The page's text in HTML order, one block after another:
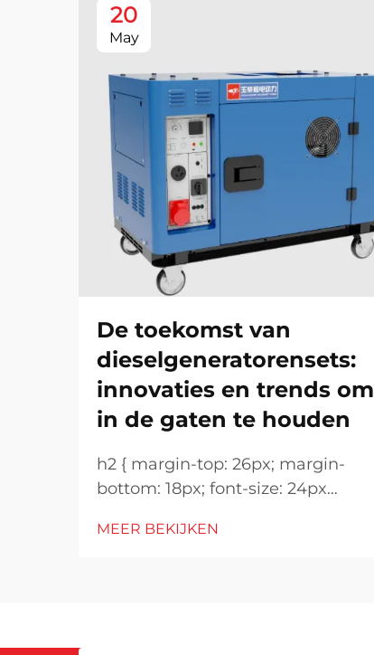
20
May
De toekomst van
dieselgeneratorensets:
innovaties en trends om
in de gaten te houden
h2 { margin-top: 26px; margin-
bottom: 18px; font-size: 24px
height: normal; } h3 { margin-top:
MEER BEKIJKEN